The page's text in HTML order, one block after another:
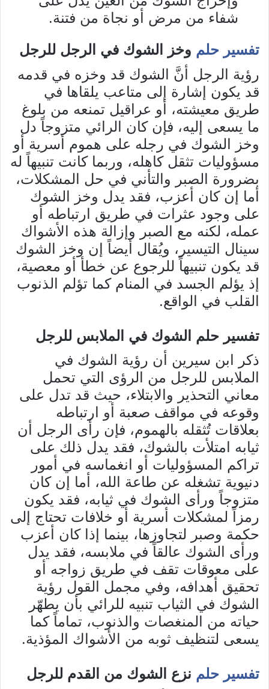
شفاء من مرض أو نجاة من فتنة.
تفسير حلم وخز الشوك في الرجل للرجل
رؤية الرجل أنَّ الشوك قد وخزه في قدمه
قد يكون إشارة إلى متاعب يلقاها في
طريق معيشته، أو عراقيل تمنعه من بلوغ
ما يسعى إليه، فإن كان الرائي متزوجاً دل
وخز الشوك في رجله على هموم أسرية أو
مسؤوليات تثقل كاهله، وربما كانت تنبيهاً له
بضرورة الصبر والتأني في حل المشكلات،
أما إن كان أعزب، فقد يدل وخز الشوك
على وجود عثرات في طريق ارتباطه أو
عمله، لكنه مع الصبر وإزالة هذه الأشواك
سينال التيسير، ويُقال أيضاً إن وخز الشوك
قد يكون تنبيهاً للرجوع عن خطأ أو معصية،
إذ يؤلم الجسد في المنام كما تؤلم الذنوب
القلب في الواقع.
تفسير حلم الشوك في الملابس للرجل
ذكر ابن سيرين أن رؤية الشوك في
الملابس للرجل من الرؤى التي تحمل
معاني التحذير والابتلاء، حيث قد تدل على
وقوعه في مواقف صعبة أو ارتباطه
بعلاقات تُثقله بالهموم، فإن رأى الرجل أن
ثيابه امتلأت بالشوك، فقد يدل ذلك على
تراكم المسؤوليات أو انغماسه في أمور
دنيوية تشغله عن طاعة الله، أما إن كان
متزوجاً ورأى الشوك في ثيابه، فقد يكون
رمزاً لمشكلات أسرية أو خلافات تحتاج إلى
حكمة وصبر لتجاوزها، بينما إذا كان أعزب
ورأى الشوك عالقاً في ملابسه، فقد يدل
على معوقات تقف في طريق زواجه أو
تحقيق أهدافه، وفي مجمل القول رؤية
الشوك في الثياب تنبيه للرائي بأن يطهّر
حياته من المنغصات والذنوب، تماماً كما
يسعى لتنظيف ثوبه من الأشواك المؤذية.
تفسير حلم نزع الشوك من القدم للرجل